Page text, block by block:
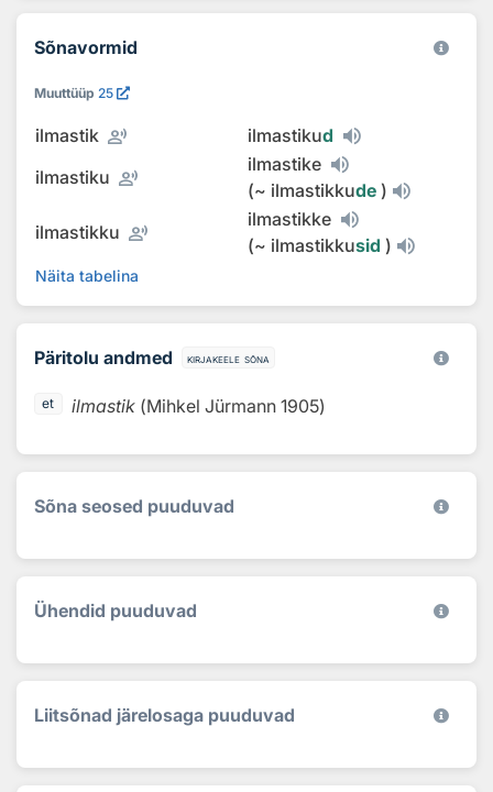
Sõnavormid
Muuttüüp 25
ilmastik record_voice_over ilmastikud
ilmastiku record_voice_over
ilmastike
(~ ilmastikkude )
ilmastikku record_voice_over
ilmastikke
(~ ilmastikkusid )
Näita tabelina
Päritolu andmed kirjakeele sõna
et ilmastik (Mihkel Jürmann 1905)
Sõna seosed puuduvad
Ühendid puuduvad
Liitsõnad järelosaga puuduvad